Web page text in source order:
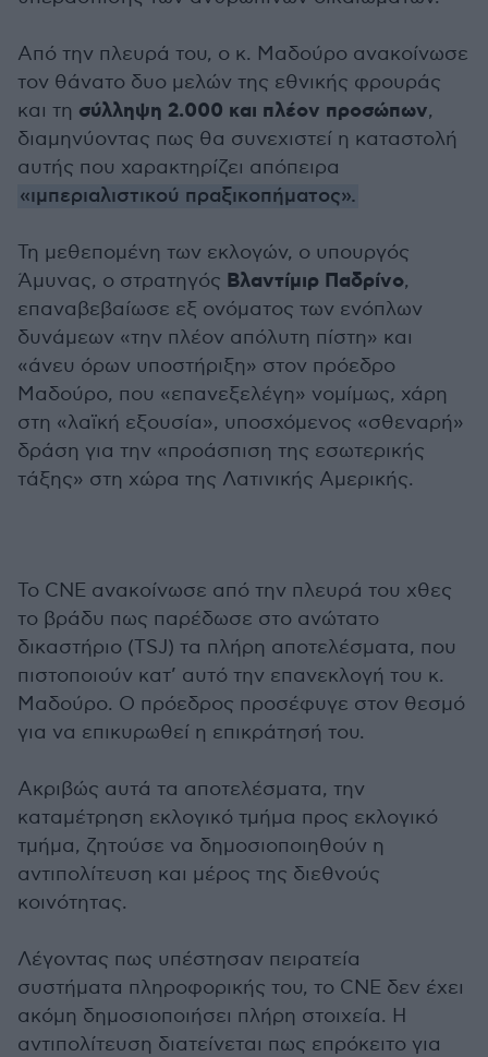
Από την πλευρά του, ο κ. Μαδούρο ανακοίνωσε
τον θάνατο δυο μελών της εθνικής φρουράς
και τη σύλληψη 2.000 και πλέον προσώπων,
διαμηνύοντας πως θα συνεχιστεί η καταστολή
αυτής που χαρακτηρίζει απόπειρα
«ιμπεριαλιστικού πραξικοπήματος».
Τη μεθεπομένη των εκλογών, ο υπουργός
Άμυνας, ο στρατηγός Βλαντίμιρ Παδρίνο,
επαναβεβαίωσε εξ ονόματος των ενόπλων
δυνάμεων «την πλέον απόλυτη πίστη» και
«άνευ όρων υποστήριξη» στον πρόεδρο
Μαδούρο, που «επανεξελέγη» νομίμως, χάρη
στη «λαϊκή εξουσία», υποσχόμενος «σθεναρή»
δράση για την «προάσπιση της εσωτερικής
τάξης» στη χώρα της Λατινικής Αμερικής.
Το CNE ανακοίνωσε από την πλευρά του χθες
το βράδυ πως παρέδωσε στο ανώτατο
δικαστήριο (TSJ) τα πλήρη αποτελέσματα, που
πιστοποιούν κατ’ αυτό την επανεκλογή του κ.
Μαδούρο. Ο πρόεδρος προσέφυγε στον θεσμό
για να επικυρωθεί η επικράτησή του.
Ακριβώς αυτά τα αποτελέσματα, την
καταμέτρηση εκλογικό τμήμα προς εκλογικό
τμήμα, ζητούσε να δημοσιοποιηθούν η
αντιπολίτευση και μέρος της διεθνούς
κοινότητας.
Λέγοντας πως υπέστησαν πειρατεία
συστήματα πληροφορικής του, το CNE δεν έχει
ακόμη δημοσιοποιήσει πλήρη στοιχεία. Η
αντιπολίτευση διατείνεται πως επρόκειτο για